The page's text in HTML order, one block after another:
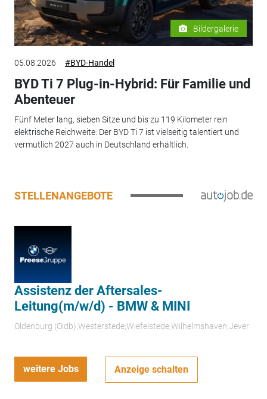
Bildergalerie
05.08.2026 #BYD-Handel
BYD Ti 7 Plug-in-Hybrid: Für Familie und
Abenteuer
Fünf Meter lang, sieben Sitze und bis zu 119 Kilometer rein
elektrische Reichweite: Der BYD Ti 7 ist vielseitig talentiert und
vermutlich 2027 auch in Deutschland erhältlich.
STELLENANGEBOTE
Assistenz der Aftersales-
Leitung(m/w/d) - BMW & MINI
Oldenburg (Oldb);Westerstede;Wiefelstede;Wilhelmshaven;Jever
weitere Jobs Anzeige schalten